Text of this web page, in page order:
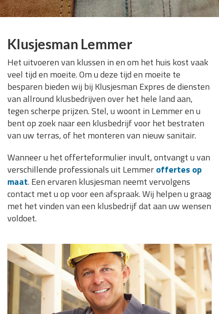
Klusjesman Lemmer
Het uitvoeren van klussen in en om het huis kost vaak
veel tijd en moeite. Om u deze tijd en moeite te
besparen bieden wij bij Klusjesman Expres de diensten
van allround klusbedrijven over het hele land aan,
tegen scherpe prijzen. Stel, u woont in Lemmer en u
bent op zoek naar een klusbedrijf voor het bestraten
van uw terras, of het monteren van nieuw sanitair.
Wanneer u het offerteformulier invult, ontvangt u van
verschillende professionals uit Lemmeroffertes op
maat. Een ervaren klusjesman neemt vervolgens
contact met u op voor een afspraak. Wij helpen u graag
met het vinden van een klusbedrijf dat aan uw wensen
voldoet.